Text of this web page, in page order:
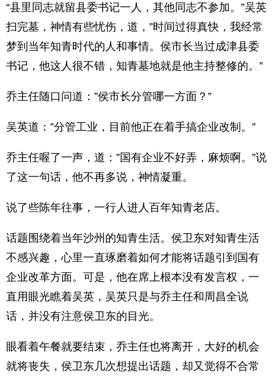
“县里同志就留县委书记一人，其他同志不参加。”吴英
扫完墓，神情有些忧伤，道，”时间过得真快，我经常
梦到当年知青时代的人和事情。侯市长当过成津县委
书记，他这人很不错，知青墓地就是他主持整修的。”
乔主任随口问道：”侯市长分管哪一方面？”
吴英道：”分管工业，目前他正在着手搞企业改制。”
乔主任喔了一声，道：”国有企业不好弄，麻烦啊。”说
了这一句话，他不再多说，神情凝重。
说了些陈年往事，一行人进人百年知青老店。
话题围绕着当年沙州的知青生活。侯卫东对知青生活
不感兴趣，心里一直琢磨着如何才能将话题引到国有
企业改革方面。可是，他在席上根本没有发言权，一
直用眼光瞧着吴英，吴英只是与乔主任和周昌全说
话，并没有注意侯卫东的目光。
眼看着午餐就要结束，乔主任也将离开，大好的机会
就将丧失，侯卫东几次想提出话题，却又觉得不合常